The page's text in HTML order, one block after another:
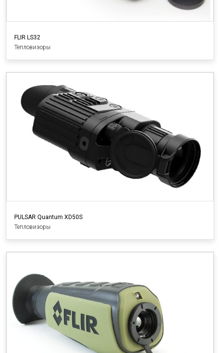
FLIR LS32
Тепловизоры
PULSAR Quantum XD50S
Тепловизоры